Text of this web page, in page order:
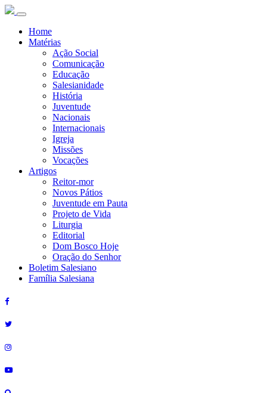
Home
Matérias
Ação Social
Comunicação
Educação
Salesianidade
História
Juventude
Nacionais
Internacionais
Igreja
Missões
Vocações
Artigos
Reitor-mor
Novos Pátios
Juventude em Pauta
Projeto de Vida
Liturgia
Editorial
Dom Bosco Hoje
Oração do Senhor
Boletim Salesiano
Família Salesiana